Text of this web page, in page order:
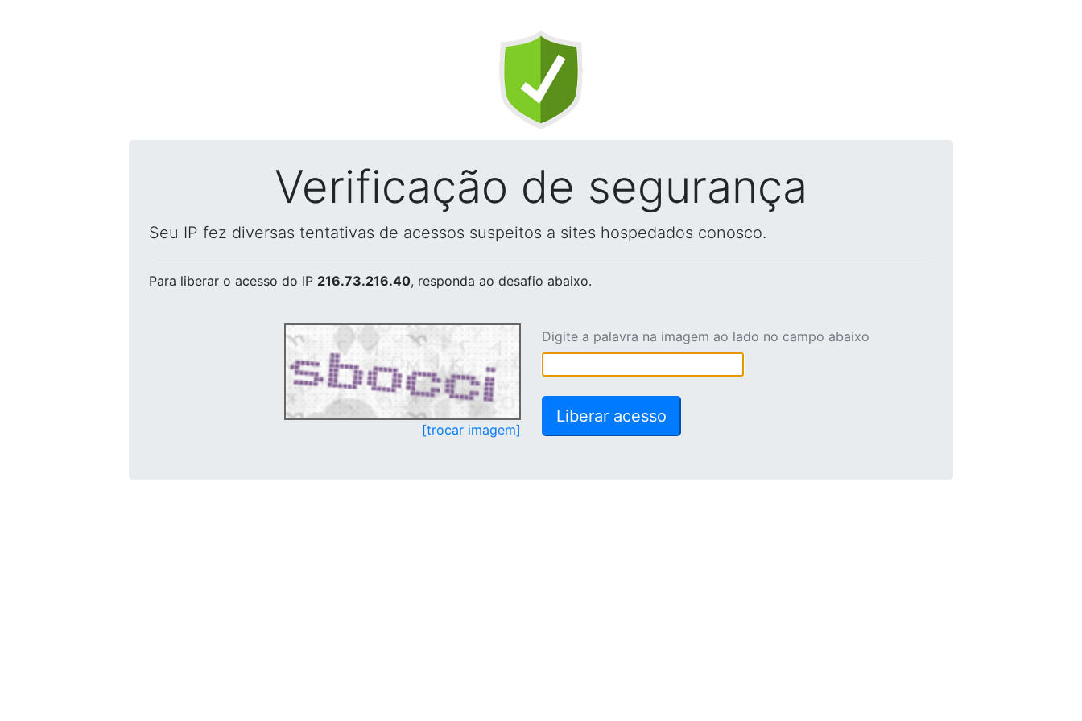
Verificação de segurança
Seu IP fez diversas tentativas de acessos suspeitos a sites hospedados conosco.
Para liberar o acesso do IP 216.73.216.40, responda ao desafio abaixo.
[trocar imagem]
Digite a palavra na imagem ao lado no campo abaixo